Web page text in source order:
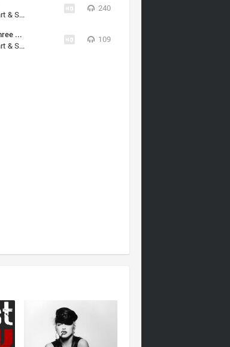
Bryan Adams, Rod Stewart & Sting
240
All for love. (from "The Three Musketeers")
Bryan Adams, Rod Stewart & Sting
109